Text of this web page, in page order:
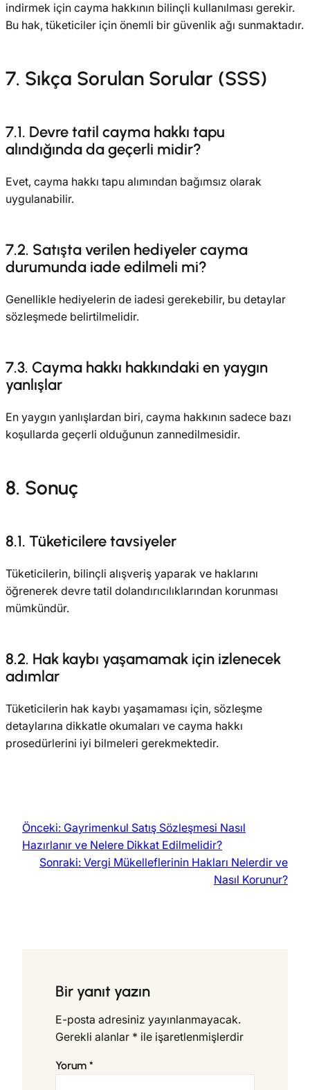
indirmek için cayma hakkının bilinçli kullanılması gerekir.
Bu hak, tüketiciler için önemli bir güvenlik ağı sunmaktadır.
7. Sıkça Sorulan Sorular (SSS)
7.1. Devre tatil cayma hakkı tapu
alındığında da geçerli midir?
Evet, cayma hakkı tapu alımından bağımsız olarak
uygulanabilir.
7.2. Satışta verilen hediyeler cayma
durumunda iade edilmeli mi?
Genellikle hediyelerin de iadesi gerekebilir, bu detaylar
sözleşmede belirtilmelidir.
7.3. Cayma hakkı hakkındaki en yaygın
yanlışlar
En yaygın yanlışlardan biri, cayma hakkının sadece bazı
koşullarda geçerli olduğunun zannedilmesidir.
8. Sonuç
8.1. Tüketicilere tavsiyeler
Tüketicilerin, bilinçli alışveriş yaparak ve haklarını
öğrenerek devre tatil dolandırıcılıklarından korunması
mümkündür.
8.2. Hak kaybı yaşamamak için izlenecek
adımlar
Tüketicilerin hak kaybı yaşamaması için, sözleşme
detaylarına dikkatle okumaları ve cayma hakkı
prosedürlerini iyi bilmeleri gerekmektedir.
Önceki: Gayrimenkul Satış Sözleşmesi Nasıl
Hazırlanır ve Nelere Dikkat Edilmelidir?
Sonraki: Vergi Mükelleflerinin Hakları Nelerdir ve
Nasıl Korunur?
Bir yanıt yazın
E-posta adresiniz yayınlanmayacak.
Gerekli alanlar * ile işaretlenmişlerdir
Yorum *